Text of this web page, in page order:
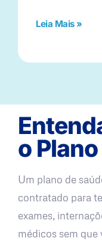
Leia Mais »
o
Um plano de
contratado para
exames,
médicos sem que